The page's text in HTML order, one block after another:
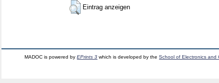
Eintrag anzeigen
MADOC is powered byEPrints 3 which is developed by theSchool of Electronics and